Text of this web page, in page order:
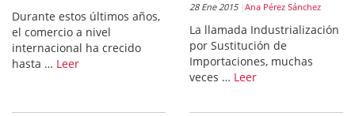
Durante estos últimos años,
el comercio a nivel
internacional ha crecido
hasta … Leer
28 Ene 2015 Ana Pérez Sánchez
La llamada Industrialización
por Sustitución de
Importaciones, muchas
veces … Leer